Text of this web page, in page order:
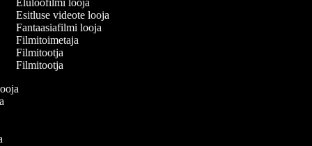
Eluloofilmi looja
Esitluse videote looja
Fantaasiafilmi looja
Filmitoimetaja
Filmitootja
Filmitootja